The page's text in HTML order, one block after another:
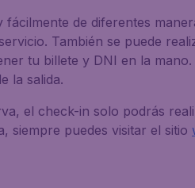
de diferentes
También se puede
tu billete y DNI en la
la salida.
el check-in solo podrás
siempre puedes visitar el sitio